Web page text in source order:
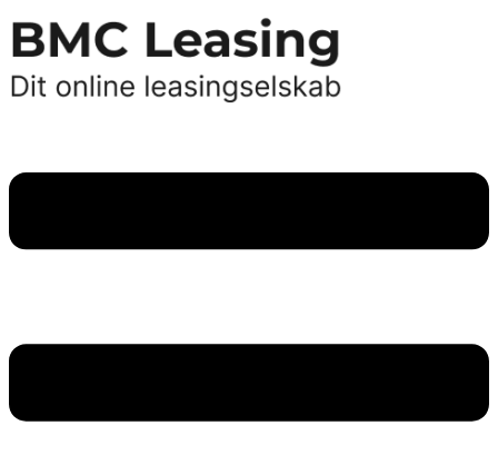
til
indhold